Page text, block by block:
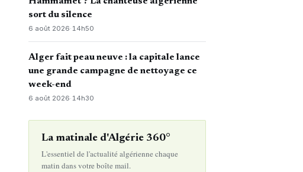
sort du silence
6 août 2026·14h50
Alger fait peau neuve : la capitale lance
une grande campagne de nettoyage ce
week-end
6 août 2026· 14h30
La matinale d'Algérie 360°
L'essentiel de l'actualité algérienne chaque
matin dans votre boîte mail.